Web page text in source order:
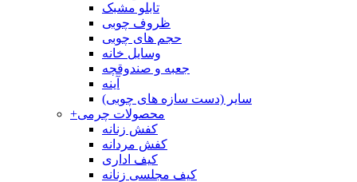
تابلو مشبک
ظروف چوبی
حجم های چوبی
وسایل خانه
جعبه و صندوقچه
آینه
سایر (دست سازه های چوبی)
+محصولات چرمی
کفش زنانه
کفش مردانه
کیف اداری
کیف مجلسی زنانه